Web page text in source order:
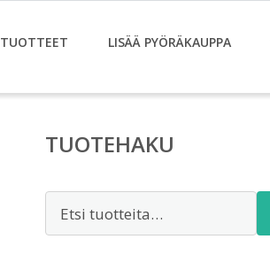
TUOTTEET LISÄÄ PYÖRÄKAUPPA
TUOTEHAKU